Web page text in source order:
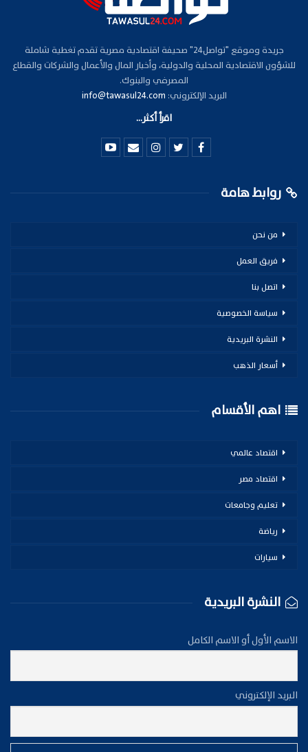
جريدة وموقع "تواصل24" صحيفة اقتصادية مصرية تقدم تغطية شاملة
للشؤون الاقتصادية المحلية والدولية، وأخبار المال والأعمال والشركات والقطاع
المصرفي والبنوك.
البريد الإلكتروني: info@tawasul24.com
اقرأ أكثر...
روابط هامة
من نحن
فريق العمل
اتصل بنا
سياسة الخصوصية
النشرة البريدية
أسعار الذهب
اهم الأقسام
اقتصاد عالمي
اقتصاد مصر
تعليم وجامعات
رياضة
سيارات
النشرة البريدية
الاسم الأول أو الاسم الكامل
البريد الإلكتروني